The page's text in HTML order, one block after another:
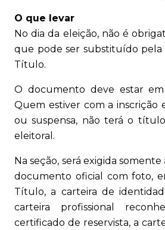
O que levar
No dia da eleição, não é
que pode ser substituído pela
Título.
O documento deve estar
Quem estiver com a inscrição
ou suspensa, não terá o
eleitoral.
Na seção, será exigida
documento oficial com foto,
Título, a carteira de
carteira profissional
certificado de reservista, a